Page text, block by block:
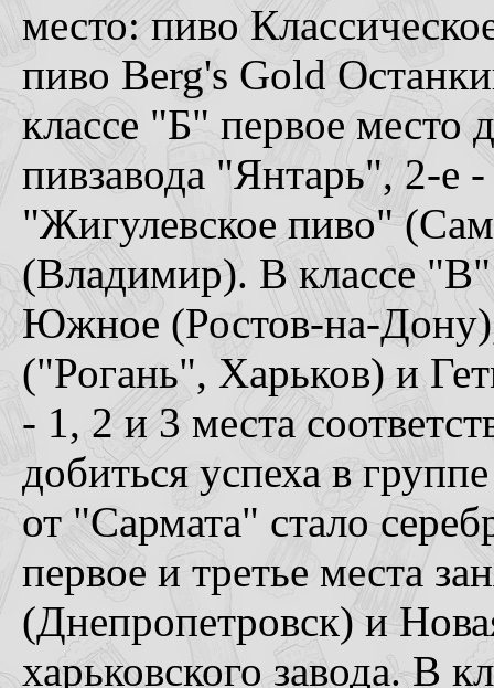
место: пиво
пиво Berg's Gold
классе "Б" первое место
пивзавода "Янтарь", 2-е -
"Жигулевское пиво"
(Владимир). В классе "В"
Южное (Ростов-на-
("Рогань", Харьков) и
- 1, 2 и 3 места
добиться успеха в
от "Сармата" стало
первое и третье места
(Днепропетровск) и
харьковского завода. В